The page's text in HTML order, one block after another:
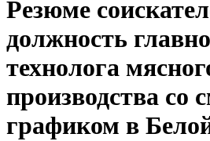
Резюме
должность
технолога
производства со
графиком в